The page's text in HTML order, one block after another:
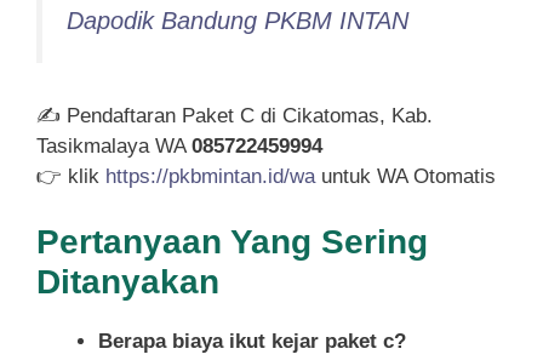
Dapodik Bandung PKBM INTAN
✍ Pendaftaran Paket C di Cikatomas, Kab.
Tasikmalaya WA 085722459994
👉 klik https://pkbmintan.id/wa untuk WA Otomatis
Pertanyaan Yang Sering
Ditanyakan
Berapa biaya ikut kejar paket c?